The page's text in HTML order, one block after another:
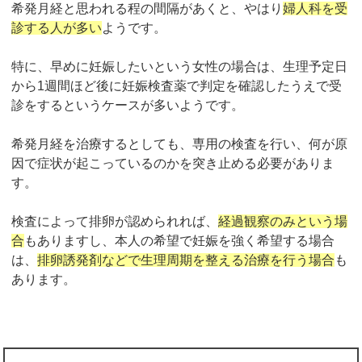
希発月経と思われる程の間隔があくと、やはり婦人科を受
診する人が多いようです。
特に、早めに妊娠したいという女性の場合は、生理予定日
から1週間ほど後に妊娠検査薬で判定を確認したうえで受
診をするというケースが多いようです。
希発月経を治療するとしても、専用の検査を行い、何が原
因で症状が起こっているのかを突き止める必要がありま
す。
検査によって排卵が認められれば、経過観察のみという場
合 もありますし、本人の希望で妊娠を強く希望する場合
は、排卵誘発剤などで生理周期を整える治療を行う場合 も
あります。